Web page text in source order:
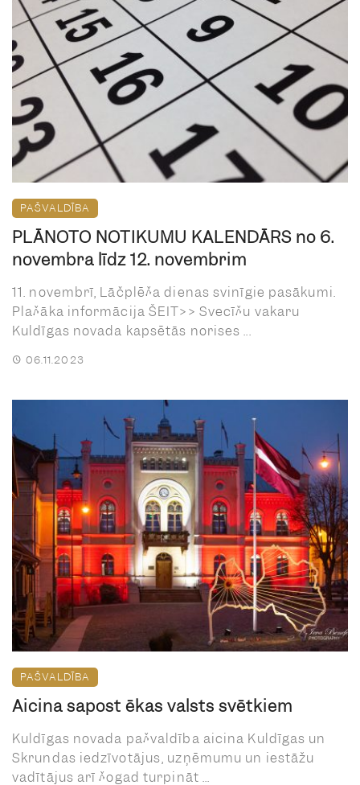
PAŠVALDĪBA
PLĀNOTO NOTIKUMU KALENDĀRS no 6.
novembra līdz 12. novembrim
11. novembrī, Lāčplēša dienas svinīgie pasākumi.
Plašāka informācija ŠEIT>> Svecīšu vakaru
Kuldīgas novada kapsētās norises ...
06.11.2023
PAŠVALDĪBA
Aicina sapost ēkas valsts svētkiem
Kuldīgas novada pašvaldība aicina Kuldīgas un
Skrundas iedzīvotājus, uzņēmumu un iestāžu
vadītājus arī šogad turpināt ...